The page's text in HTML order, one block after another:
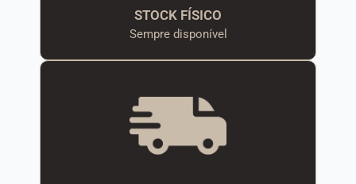
STOCK FÍSICO
Sempre disponível